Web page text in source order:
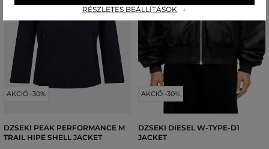
AKCIÓ -30%
DZSEKI PEAK PERFORMANCE M
TRAIL HIPE SHELL JACKET
AKCIÓ -30%
DZSEKI DIESEL W-TYPE-D1
JACKET
RÉSZLETES BEÁLLÍTÁSOK